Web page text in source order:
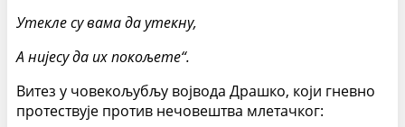
Утекле су вама да утекну,
А нијесу да их покољете“.
Витез у човекољубљу војвода Драшко, који гневно
протествује против нечовештва млетачког: